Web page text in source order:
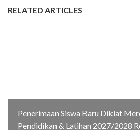
RELATED ARTICLES
Penerimaan Siswa Baru Diklat
Pendidikan & Latihan 2027/2028